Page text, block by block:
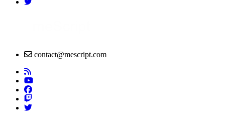
contact@mescript.com